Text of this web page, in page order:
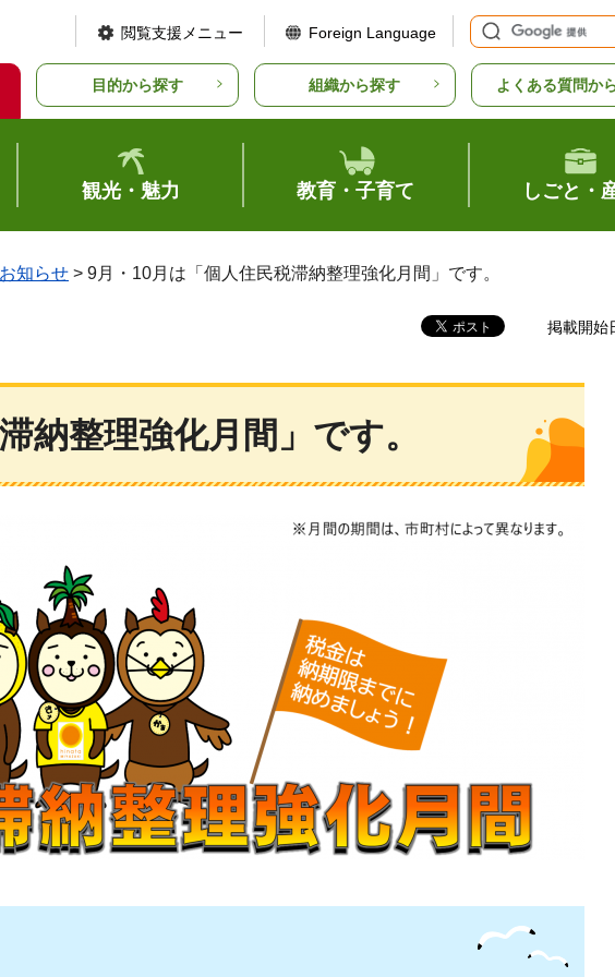
閲覧支援メニュー Foreign Language
目的から探す 組織から探す よくある質問か
観光・魅力 教育・子育て しごと・
知らせ > 9月・10月は「個人住民税滞納整理強化月間」です。
掲載開始
納整理強化月間」です。